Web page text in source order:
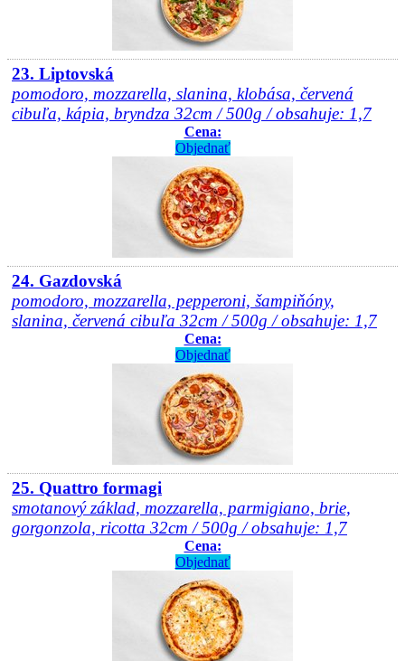
23. Liptovská
pomodoro, mozzarella, slanina, klobása, červená
cibuľa, kápia, bryndza 32cm / 500g / obsahuje: 1,7
Cena:
Objednať
24. Gazdovská
pomodoro, mozzarella, pepperoni, šampiňóny,
slanina, červená cibuľa 32cm / 500g / obsahuje: 1,7
Cena:
Objednať
25. Quattro formagi
smotanový základ, mozzarella, parmigiano, brie,
gorgonzola, ricotta 32cm / 500g / obsahuje: 1,7
Cena:
Objednať